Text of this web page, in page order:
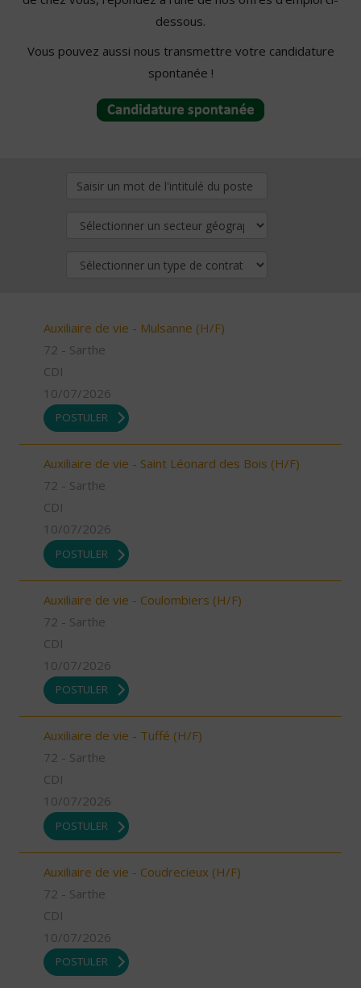
dessous.
Vous pouvez aussi nous transmettre votre candidature
spontanée !
Auxiliaire de vie - Mulsanne (H/F)
72 - Sarthe
CDI
10/07/2026
POSTULER
Auxiliaire de vie - Saint Léonard des Bois (H/F)
72 - Sarthe
CDI
10/07/2026
POSTULER
Auxiliaire de vie - Coulombiers (H/F)
72 - Sarthe
CDI
10/07/2026
POSTULER
Auxiliaire de vie - Tuffé (H/F)
72 - Sarthe
CDI
10/07/2026
POSTULER
Auxiliaire de vie - Coudrecieux (H/F)
72 - Sarthe
CDI
10/07/2026
POSTULER